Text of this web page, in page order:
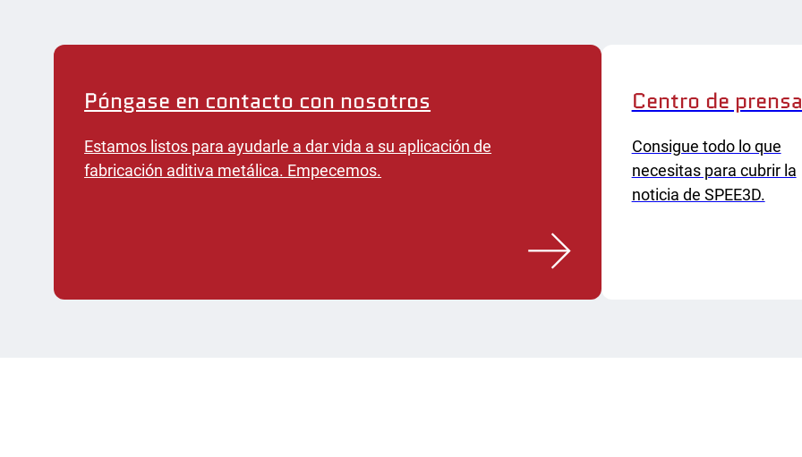
Póngase en contacto con nosotros
Estamos listos para ayudarle a dar vida a su aplicación de
fabricación aditiva metálica. Empecemos.
Centro de prensa
Consigue todo lo que
necesitas para cubrir la
noticia de SPEE3D.